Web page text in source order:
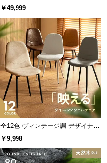
人掛けソファベッド リクライニン
￥49,999
全12色 ヴィンテージ調 デザイナー
ズシェルチェア
￥9,998